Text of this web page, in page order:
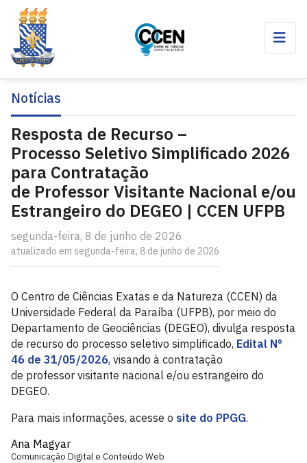
Notícias
Resposta de Recurso –
Processo Seletivo Simplificado 2026
para Contratação
de Professor Visitante Nacional e/ou
Estrangeiro do DEGEO | CCEN UFPB
segunda-feira, 8 de junho de 2026
atualizado em segunda-feira, 8 de junho de 2026
O Centro de Ciências Exatas e da Natureza (CCEN) da
Universidade Federal da Paraíba (UFPB), por meio do
Departamento de Geociências (DEGEO), divulga resposta
de recurso do processo seletivo simplificado, Edital N°
46 de 31/05/2026, visando à contratação
de professor visitante nacional e/ou estrangeiro do
DEGEO.
Para mais informações, acesse o site do PPGG.
Ana Magyar
Comunicação Digital e Conteúdo Web